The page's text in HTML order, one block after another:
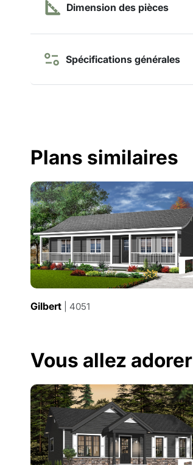
Dimension des pièces
Spécifications générales
Plans similaires
Gilbert | 4051
Vous allez adorer